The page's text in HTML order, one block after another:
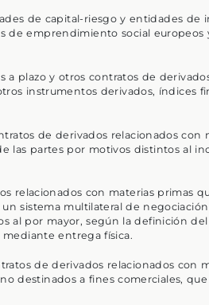
de capital-riesgo y entidades de
de emprendimiento social
plazo y otros contratos de
instrumentos derivados, índices
de derivados relacionados con
las partes por motivos distintos al
relacionados con materias primas
sistema multilateral de
al por mayor, según la definición
mediante entrega física.
de derivados relacionados con
destinados a fines comerciales,